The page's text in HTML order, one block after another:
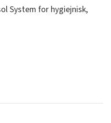
System for hygiejnisk,